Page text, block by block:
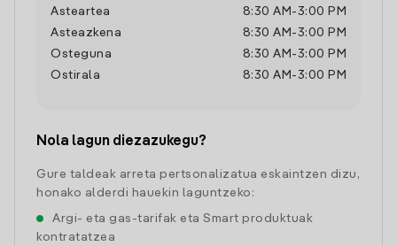
Asteartea
8:30 AM -3:00 PM
Asteazkena
8:30 AM -3:00 PM
Osteguna
8:30 AM -3:00 PM
Ostirala
8:30 AM -3:00 PM
Nola lagun diezazukegu?
Gure taldeak arreta pertsonalizatua eskaintzen dizu,
honako alderdi hauekin laguntzeko:
Argi- eta gas-tarifak eta Smart produktuak
kontratatzea